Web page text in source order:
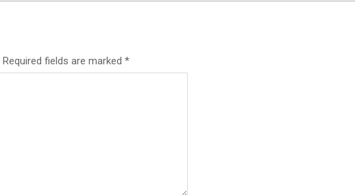
Required fields are marked *